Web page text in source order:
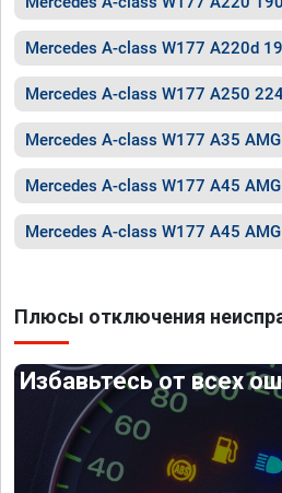
Mercedes A-class W177 A220d
Mercedes A-class W177 A250
Mercedes A-class W177 A35
Mercedes A-class W177 A45
Mercedes A-class W177 A45
Плюсы отключения
Избавьтесь от всех